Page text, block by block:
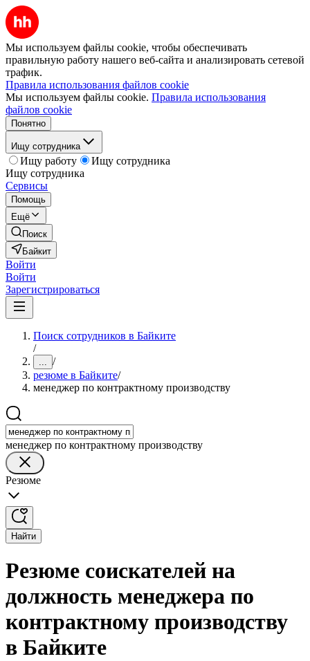
Мы используем файлы cookie, чтобы обеспечивать
правильную работу нашего веб-сайта и анализировать сетевой
трафик.
Правила использования файлов cookie
Мы используем файлы cookie. Правила использования
файлов cookie
Понятно
Ищу сотрудника
Ищу работу
Ищу сотрудника
Ищу сотрудника
Сервисы
Помощь
Ещё
Поиск
Байкит
Войти
Войти
Зарегистрироваться
Поиск сотрудников в Байките
/
... /
резюме в Байките/
менеджер по контрактному производству
менеджер по контрактному производству
Резюме
Найти
Резюме соискателей на
должность менеджера по
контрактному производству
в Байките